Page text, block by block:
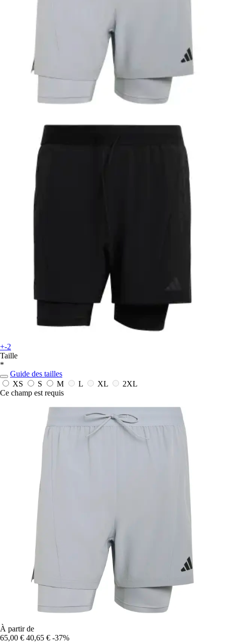
+-2
Taille
*
Guide des tailles
XS
S M L XL
2XL
Ce champ est requis
À partir de
65,00 € 40,65 € -37%